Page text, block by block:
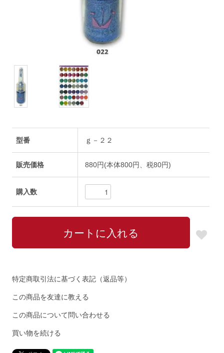
型番 ｇ－２２
販売価格 880円(本体800円、税80円)
購入数
特定商取引法に基づく表記（返品等）
この商品を友達に教える
この商品について問い合わせる
買い物を続ける